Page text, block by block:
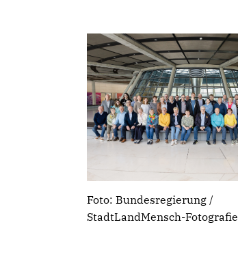
Foto: Bundesregierung /
StadtLandMensch-Fotografie